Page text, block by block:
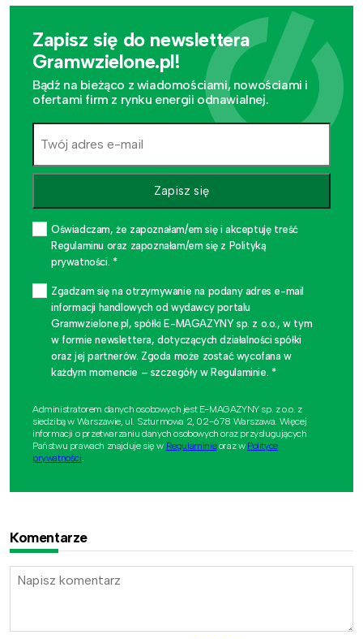
Zapisz się do newslettera
Gramwzielone.pl!
Bądź na bieżąco z wiadomościami, nowościami i
ofertami firm z rynku energii odnawialnej.
Zapisz się
Oświadczam, że zapoznałam/em się i akceptuję treść
Regulaminu oraz zapoznałam/em się z Polityką
prywatności. *
Zgadzam się na otrzymywanie na podany adres e-mail
informacji handlowych od wydawcy portalu
Gramwzielone.pl, spółki E-MAGAZYNY sp. z o.o., w tym
w formie newslettera, dotyczących działalności spółki
oraz jej partnerów. Zgoda może zostać wycofana w
każdym momencie – szczegóły w Regulaminie. *
Administratorem danych osobowych jest E-MAGAZYNY sp. z o.o. z
siedzibą w Warszawie, ul. Szturmowa 2, 02-678 Warszawa. Więcej
informacji o przetwarzaniu danych osobowych oraz przysługujących
Państwu prawach znajduje się w Regulaminieoraz w Polityce
prywatności.
Komentarze